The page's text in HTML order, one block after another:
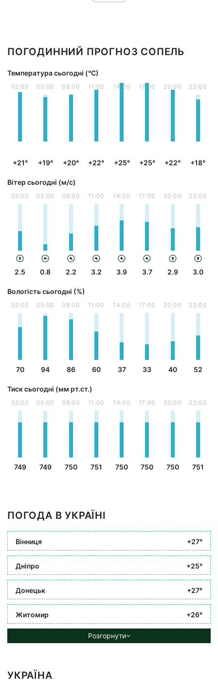
ПОГОДИННИЙ ПРОГНОЗ СОПЕЛЬ
Температура сьогодні (°С)
02:00
+21°
05:00
+19°
08:00
+20°
11:00
+22°
14:00
+25°
17:00
+25°
20:00
+22°
23:00
+18°
Вітер сьогодні (м/с)
02:00
2.5
05:00
0.8
08:00
2.2
11:00
3.2
14:00
3.9
17:00
3.7
20:00
2.9
23:00
3.0
Вологість сьогодні (%)
02:00
70
05:00
94
08:00
86
11:00
60
14:00
37
17:00
33
20:00
40
23:00
52
Тиск сьогодні (мм рт.ст.)
02:00
749
05:00
749
08:00
750
11:00
751
14:00
750
17:00
750
20:00
750
23:00
751
ПОГОДА В УКРАЇНІ
Вінниця +27°
Дніпро +25°
Донецьк +27°
Житомир +26°
Розгорнути
УКРАЇНА